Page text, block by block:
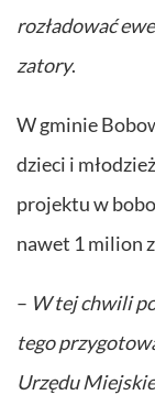
rozładować
zatory.
W gminie
dzieci i
projektu w
nawet 1 milion
– W tej chwili
tego
Urzędu